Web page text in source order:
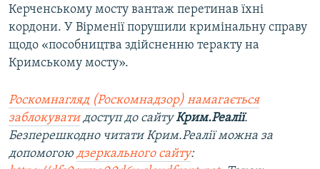
Керченському мосту вантаж перетинав їхні
кордони. У Вірменії порушили кримінальну справу
щодо «пособництва здійсненню теракту на
Кримському мосту».
Роскомнагляд (Роскомнадзор) намагається
заблокуватидоступ до сайтуКрим.Реалії.
Безперешкодно читати Крим.Реалії можна за
допомогою дзеркального сайту: